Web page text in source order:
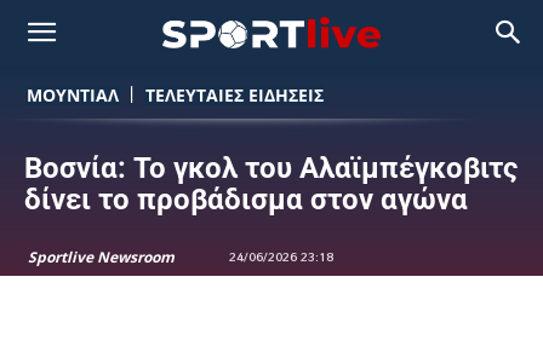
ΜΟΥΝΤΙΆΛ ΤΕΛΕΥΤΑΙΕΣ ΕΙΔΗΣΕΙΣ
Βοσνία: Το γκολ του Αλαϊμπέγκοβιτς
δίνει το προβάδισμα στον αγώνα
Sportlive Newsroom 24/06/2026 23:18